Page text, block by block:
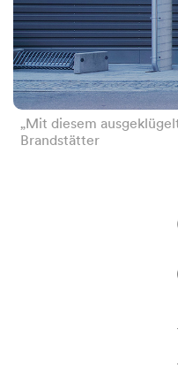
„Mit diesem
Brandstätter